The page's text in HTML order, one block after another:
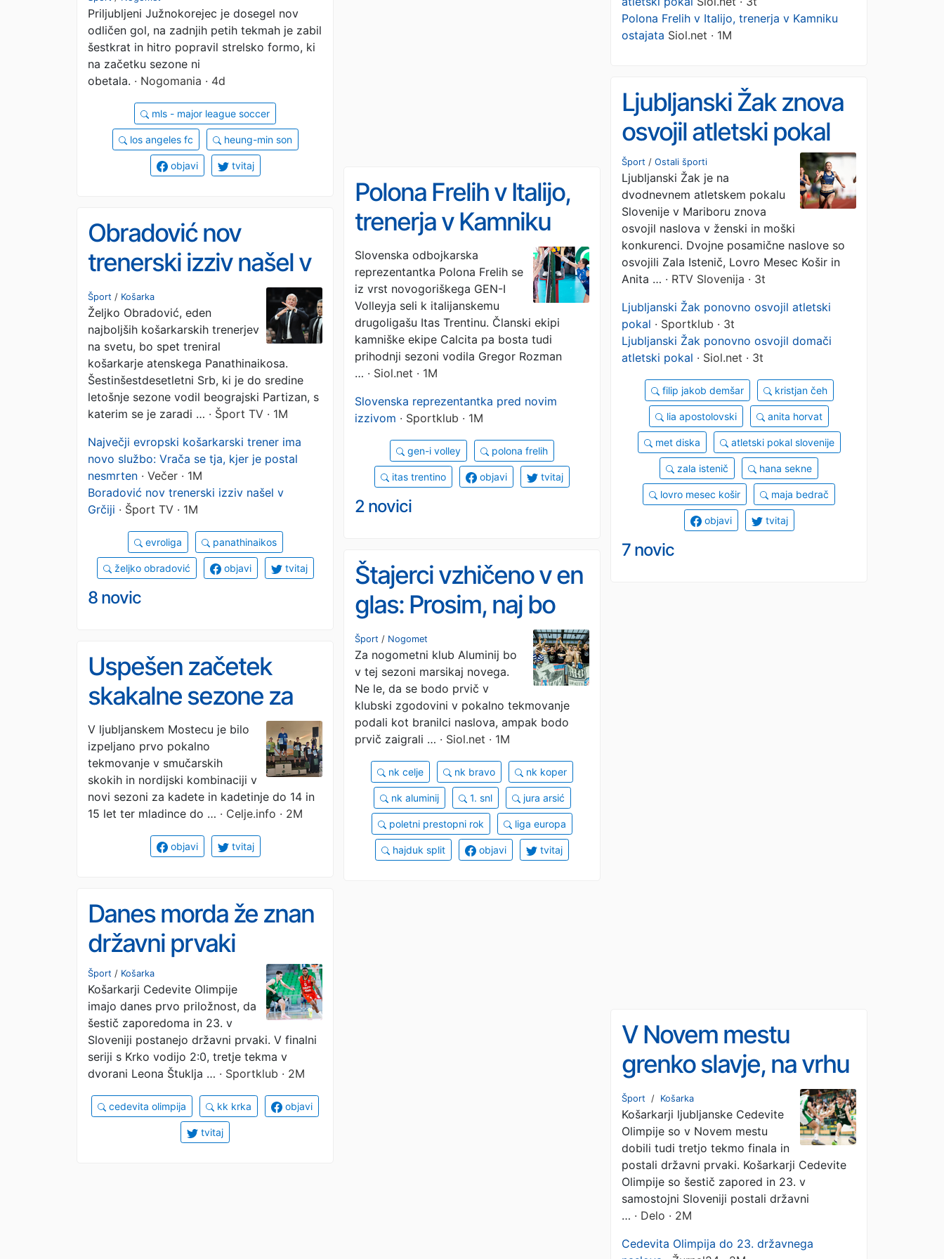
Polona Frelih v Italijo, trenerja v Kamniku
ostajata Siol.net · 1M
na plin in zdaj ga nihče
ne zna ustaviti
Priljubljeni Južnokorejec je dosegel nov
odličen gol, na zadnjih petih tekmah je zabil
šestkrat in hitro popravil strelsko formo, ki
na začetku sezone ni
obetala. · Nogomania · 4d
mls - major league soccer
los angeles fc heung-min son
objavi tvitaj
Ljubljanski Žak znova
osvojil atletski pokal
Šport / Ostali športi
Ljubljanski Žak je na
dvodnevnem atletskem pokalu
Slovenije v Mariboru znova
osvojil naslova v ženski in moški
konkurenci. Dvojne posamične naslove so
osvojili Zala Istenič, Lovro Mesec Košir in
Anita … · RTV Slovenija · 3t
Ljubljanski Žak ponovno osvojil atletski
pokal · Sportklub · 3t
Ljubljanski Žak ponovno osvojil domači
atletski pokal · Siol.net · 3t
filip jakob demšar kristjan čeh
lia apostolovski anita horvat
met diska atletski pokal slovenije
zala istenič hana sekne
lovro mesec košir maja bedrač
objavi tvitaj
7 novic
Polona Frelih v Italijo,
trenerja v Kamniku
ostajata
Slovenska odbojkarska
reprezentantka Polona Frelih se
iz vrst novogoriškega GEN-I
Volleyja seli k italijanskemu
drugoligašu Itas Trentinu. Članski ekipi
kamniške ekipe Calcita pa bosta tudi
prihodnji sezoni vodila Gregor Rozman
… · Siol.net · 1M
Slovenska reprezentantka pred novim
izzivom · Sportklub · 1M
gen-i volley polona frelih
itas trentino objavi tvitaj
2 novici
Obradović nov
trenerski izziv našel v
Grčiji
Šport / Košarka
Željko Obradović, eden
najboljših košarkarskih trenerjev
na svetu, bo spet treniral
košarkarje atenskega Panathinaikosa.
Šestinšestdesetletni Srb, ki je do sredine
letošnje sezone vodil beograjski Partizan, s
katerim se je zaradi … · Šport TV · 1M
Največji evropski košarkarski trener ima
novo službo: Vrača se tja, kjer je postal
nesmrten · Večer · 1M
Boradović nov trenerski izziv našel v
Grčiji · Šport TV · 1M
evroliga panathinaikos
željko obradović objavi tvitaj
8 novic
Štajerci vzhičeno v en
glas: Prosim, naj bo
Hajduk!
Šport / Nogomet
Za nogometni klub Aluminij bo
v tej sezoni marsikaj novega.
Ne le, da se bodo prvič v
klubski zgodovini v pokalno tekmovanje
podali kot branilci naslova, ampak bodo
prvič zaigrali … · Siol.net · 1M
nk celje nk bravo nk koper
nk aluminij 1. snl jura arsić
poletni prestopni rok liga europa
hajduk split objavi tvitaj
Uspešen začetek
skakalne sezone za
Vizore
V ljubljanskem Mostecu je bilo
izpeljano prvo pokalno
tekmovanje v smučarskih
skokih in nordijski kombinaciji v
novi sezoni za kadete in kadetinje do 14 in
15 let ter mladince do … · Celje.info · 2M
objavi tvitaj
Danes morda že znan
državni prvaki
Šport / Košarka
Košarkarji Cedevite Olimpije
imajo danes prvo priložnost, da
šestič zaporedoma in 23. v
Sloveniji postanejo državni prvaki. V finalni
seriji s Krko vodijo 2:0, tretje tekma v
dvorani Leona Štuklja … · Sportklub · 2M
cedevita olimpija kk krka objavi
tvitaj
V Novem mestu
grenko slavje, na vrhu
je Cedevita Olimpija
Šport / Košarka
Košarkarji ljubljanske Cedevite
Olimpije so v Novem mestu
dobili tudi tretjo tekmo finala in
postali državni prvaki. Košarkarji Cedevite
Olimpije so šestič zapored in 23. v
samostojni Sloveniji postali državni
… · Delo · 2M
Cedevita Olimpija do 23. državnega